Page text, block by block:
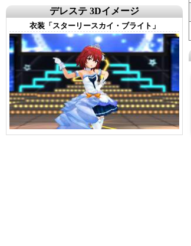
デレステ 3Dイメージ
衣装「スターリースカイ・ブライト」